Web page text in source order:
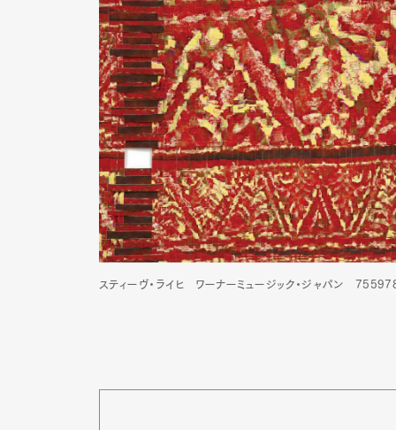
Pen
Pen
スティーヴ・ライヒ ワーナーミュージック・ジャパン